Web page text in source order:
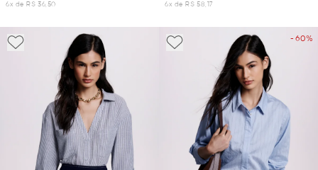
6x de R$ 36,50
6x de R$ 58,17
- 60%